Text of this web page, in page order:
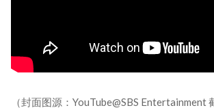
（封面图源：YouTube@SBS Entertainment